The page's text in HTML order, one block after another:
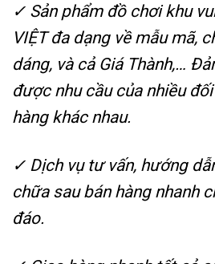
✓ Sản phẩm đồ chơi khu
VIỆT đa dạng về mẫu mã,
dáng, và cả Giá Thành,…
được nhu cầu của nhiều
hàng khác nhau.
✓ Dịch vụ tư vấn, hướng
chữa sau bán hàng nhanh
đáo.